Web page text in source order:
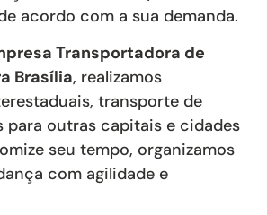
acordo com a sua demanda.
Transportadora de
Brasília, realizamos
transporte de
para outras capitais e cidades
seu tempo, organizamos
com agilidade e